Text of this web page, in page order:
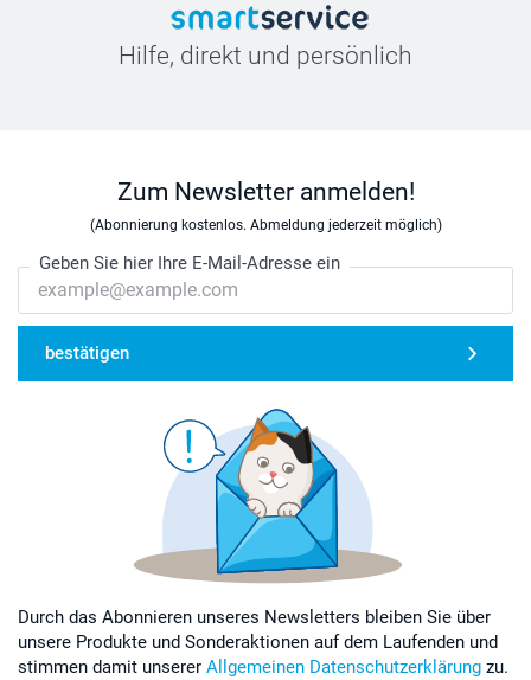
Hilfe, direkt und persönlich
Zum Newsletter anmelden!
(Abonnierung kostenlos. Abmeldung jederzeit möglich)
Geben Sie hier Ihre E-Mail-Adresse ein
bestätigen
Durch das Abonnieren unseres Newsletters bleiben Sie über
unsere Produkte und Sonderaktionen auf dem Laufenden und
stimmen damit unserer Allgemeinen Datenschutzerklärung zu.